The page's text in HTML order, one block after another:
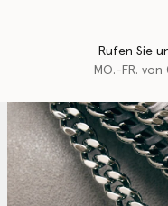
Rufen Sie
MO.-FR.